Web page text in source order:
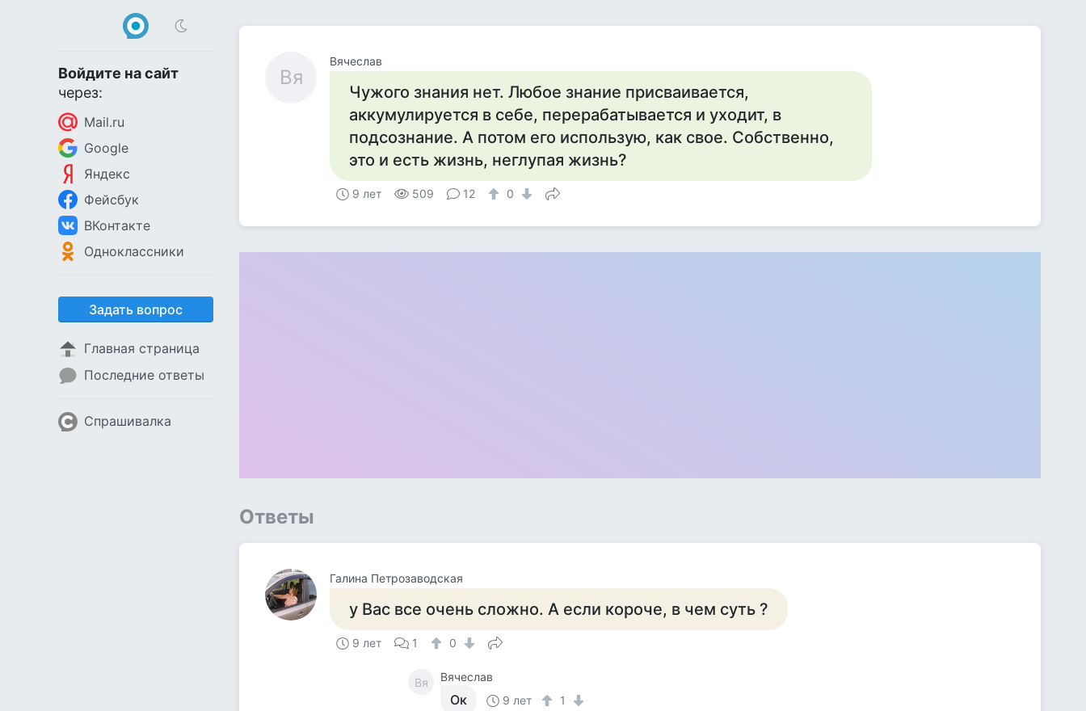
Войдите на сайт
через:
Mail.ru
Google
Яндекс
Фейсбук
ВКонтакте
Одноклассники
Задать вопрос
Главная страница
Последние ответы
Спрашивалка
Вя
Вячеслав
Чужого знания нет. Любое знание присваивается,
аккумулируется в себе, перерабатывается и уходит, в
подсознание. А потом его использую, как свое. Собственно,
это и есть жизнь, неглупая жизнь?
9 лет 509 12 0
Ответы
Галина Петрозаводская
у Вас все очень сложно. А если короче, в чем суть ?
9 лет 1 0
Вя Вячеслав
Ок 9 лет 1